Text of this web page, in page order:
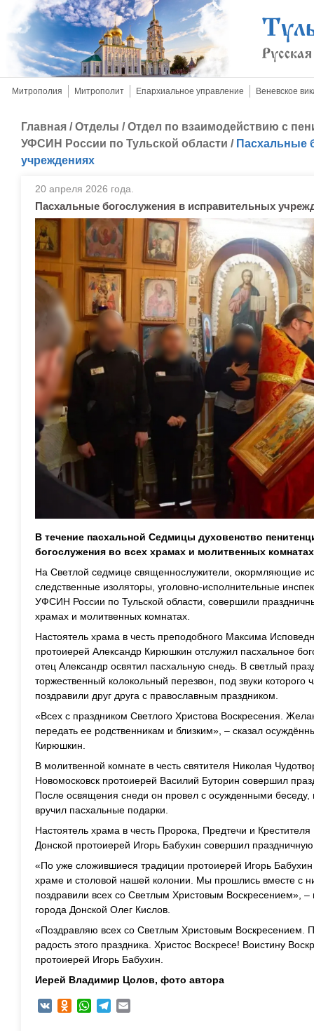
Митрополия Митрополит Епархиальное управление Веневское
Главная /Отделы /Отдел по взаимодействию с
УФСИН России по Тульской области / Пасхальные
учреждениях
20 апреля 2026 года.
Пасхальные богослужения в исправительных
В течение пасхальной Седмицы духовенство
богослужения во всех храмах и молитвенных комнатах
На Светлой седмице священнослужители, окормляющие
следственные изоляторы, уголовно-исполнительные
УФСИН России по Тульской области , совершили
храмах и молитвенных комнатах
Настоятель храма в честь преподобного Максима
протоиерей Александр Кирюшкин отслужил пасхальное б
отец Александр освятил пасхальную снедь. В светлый
торжественный колокольный перезвон, под звуки
поздравили друг друга с православным праздником.
«Всех с праздником Светлого Христова Воскресения.
передать ее родственникам и близким», – сказал
Кирюшкин
В молитвенной комнате в честь святителя Николая
Новомосковск протоиерей Василий Буторин совершил
После освящения снеди он провел с осужденными
вручил пасхальные подарки
Настоятель храма в честь Пророка, Предтечи и
Донской протоиерей Игорь Бабухин совершил праздничную
«По уже сложившиеся традиции протоиерей Игорь
храме и столовой нашей колонии. Мы прошлись вместе с
поздравили всех со Светлым Христовым Воскресением», –
города Донской Олег Кислов
«Поздравляю всех со Светлым Христовым Воскресением
радость этого праздника Христос Воскресе! Воистину
протоиерей Игорь Бабухин.
Иерей Владимир Цолов, фото автора
VK Odnoklassniki
WhatsAppTelegram